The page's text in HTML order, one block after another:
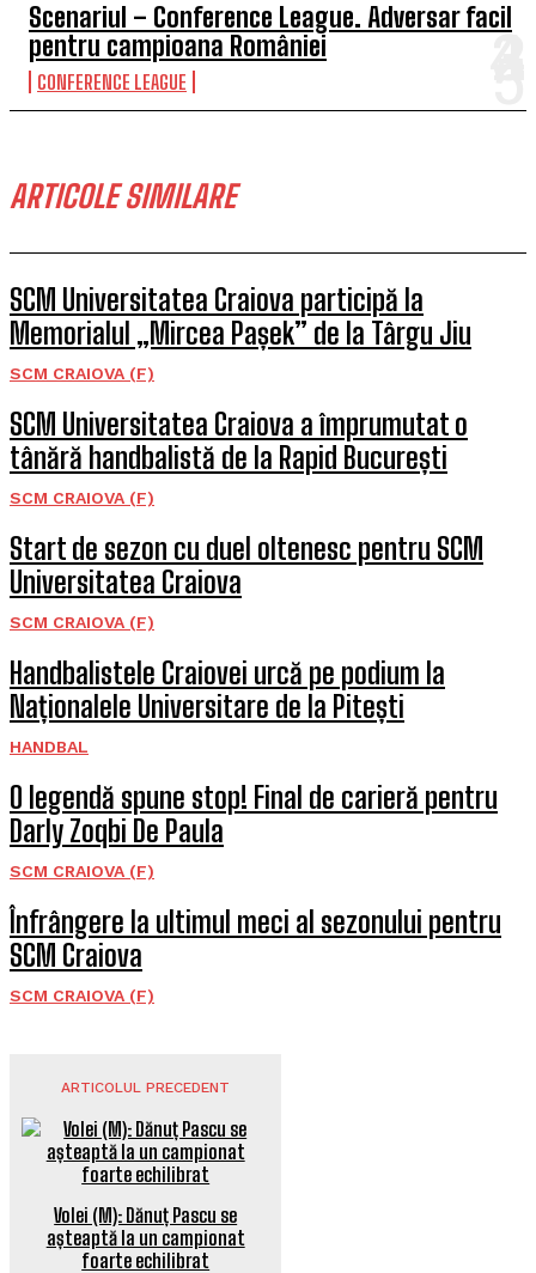
Scenariul – Conference League. Adversar facil
pentru campioana României
CONFERENCE LEAGUE
ARTICOLE SIMILARE
SCM Universitatea Craiova participă la
Memorialul „Mircea Pașek” de la Târgu Jiu
SCM CRAIOVA (F)
SCM Universitatea Craiova a împrumutat o
tânără handbalistă de la Rapid București
SCM CRAIOVA (F)
Start de sezon cu duel oltenesc pentru SCM
Universitatea Craiova
SCM CRAIOVA (F)
Handbalistele Craiovei urcă pe podium la
Naționalele Universitare de la Pitești
HANDBAL
O legendă spune stop! Final de carieră pentru
Darly Zoqbi De Paula
SCM CRAIOVA (F)
Înfrângere la ultimul meci al sezonului pentru
SCM Craiova
SCM CRAIOVA (F)
ARTICOLUL PRECEDENT
Volei (M): Dănuț Pascu se
așteaptă la un campionat
foarte echilibrat